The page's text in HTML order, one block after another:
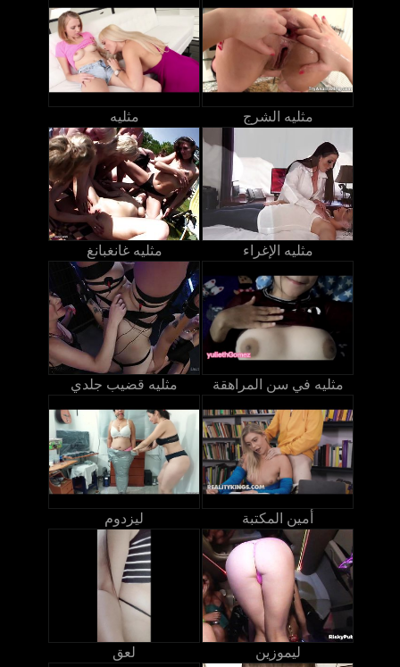
مثليه مثليه الشرج
مثليه غانغبانغ مثليه الإغراء
مثليه قضيب جلدي مثليه في سن المراهقة
ليزدوم أمين المكتبة
لعق ليموزين